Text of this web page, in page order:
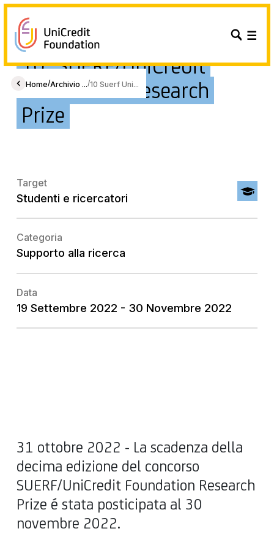
Home/Archivio .../10 Suerf Uni...
10° SUERF/UniCredit
Foundation Research
Prize
Target
Studenti e ricercatori
Categoria
Supporto alla ricerca
Data
19 Settembre 2022 - 30 Novembre 2022
31 ottobre 2022 - La scadenza della
decima edizione del concorso
SUERF/UniCredit Foundation Research
Prize é stata posticipata al 30
novembre 2022.